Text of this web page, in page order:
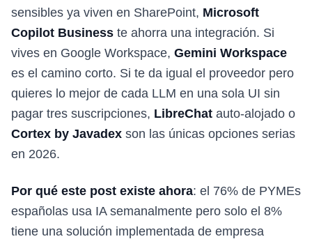
sensibles ya viven en SharePoint, Microsoft
Copilot Business te ahorra una integración. Si
vives en Google Workspace, Gemini Workspace
es el camino corto. Si te da igual el proveedor pero
quieres lo mejor de cada LLM en una sola UI sin
pagar tres suscripciones, LibreChat auto-alojado o
Cortex by Javadex son las únicas opciones serias
en 2026.
Por qué este post existe ahora: el 76% de PYMEs
españolas usa IA semanalmente pero solo el 8%
tiene una solución implementada de empresa